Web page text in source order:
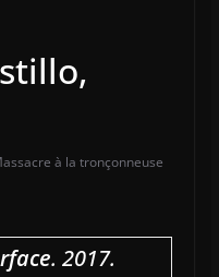
à la tronçonneuse
. 2017.